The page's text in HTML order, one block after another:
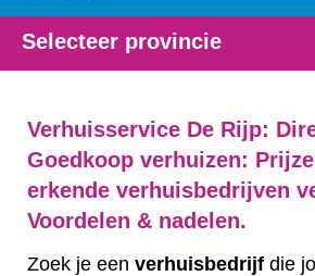
Selecteer provincie
Verhuisservice De Rijp:
Goedkoop verhuizen:
erkende verhuisbedrijven
Voordelen & nadelen.
Zoek je een verhuisbedrijf die